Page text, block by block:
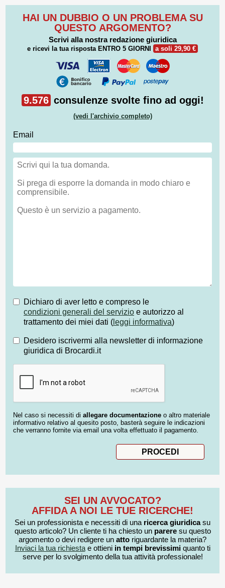
HAI UN DUBBIO O UN PROBLEMA SU
QUESTO ARGOMENTO?
Scrivi alla nostra redazione giuridica
e ricevi la tua risposta ENTRO 5 GIORNI a soli 29,90 €
9.576 consulenze svolte fino ad oggi!
(vedi l'archivio completo)
Email
Dichiaro di aver letto e compreso le
condizioni generali del servizio e autorizzo al
trattamento dei miei dati ( leggi informativa)
Desidero iscrivermi alla newsletter di informazione
giuridica di Brocardi.it
Nel caso si necessiti di allegare documentazione o altro materiale
informativo relativo al quesito posto, basterà seguire le indicazioni
che verranno fornite via email una volta effettuato il pagamento.
SEI UN AVVOCATO?
AFFIDA A NOI LE TUE RICERCHE!
Sei un professionista e necessiti di una ricerca giuridicasu
questo articolo? Un cliente ti ha chiesto un pareresu questo
argomento o devi redigere un atto riguardante la materia?
Inviaci la tua richiestae ottieni in tempi brevissimiquanto ti
serve per lo svolgimento della tua attività professionale!